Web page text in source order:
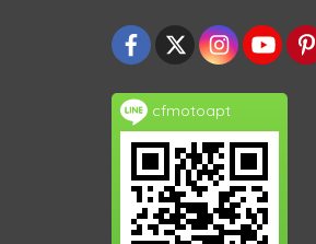
cfmotoapt